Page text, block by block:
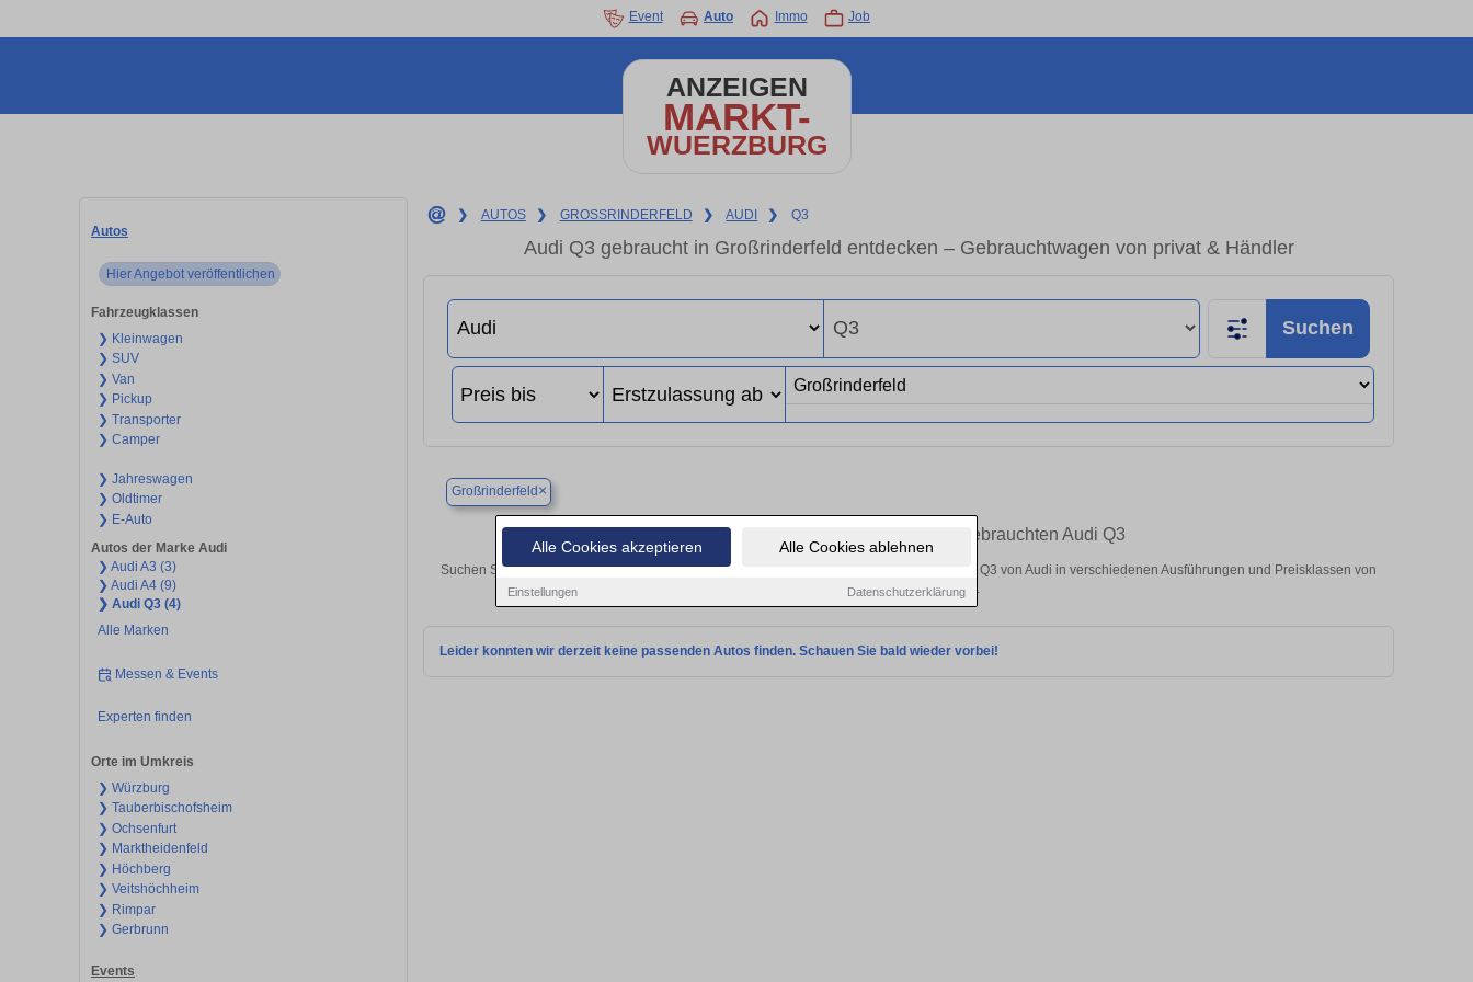
Alle Cookies akzeptieren Alle Cookies ablehnen
Einstellungen Datenschutzerklärung
Event Auto Immo Job
ANZEIGEN
MARKT-
WUERZBURG
Autos
Hier Angebot veröffentlichen
Fahrzeugklassen
❯ Kleinwagen
❯ SUV
❯ Van
❯ Pickup
❯ Transporter
❯ Camper
❯ Jahreswagen
❯ Oldtimer
❯ E-Auto
Autos der Marke Audi
❯ Audi A3 (3)
❯ Audi A4 (9)
❯ Audi Q3 (4)
Alle Marken
Messen & Events
Experten finden
Orte im Umkreis
❯ Würzburg
❯ Tauberbischofsheim
❯ Ochsenfurt
❯ Marktheidenfeld
❯ Höchberg
❯ Veitshöchheim
❯ Rimpar
❯ Gerbrunn
Events
❯ AUTOS ❯ GROSSRINDERFELD ❯ AUDI ❯ Q3
Audi Q3 gebraucht in Großrinderfeld entdecken – Gebrauchtwagen von privat & Händler
Suchen
Großrinderfeld ×
Finden Sie in Großrinderfeld Ihren gebrauchten Audi Q3
Suchen Sie in Großrinderfeld einen Audi Q3 Gebrauchtwagen? Entdecken Sie gebrauchte Q3 von Audi in verschiedenen Ausführungen und Preisklassen von
privat und vom Händler.
Leider konnten wir derzeit keine passenden Autos finden. Schauen Sie bald wieder vorbei!